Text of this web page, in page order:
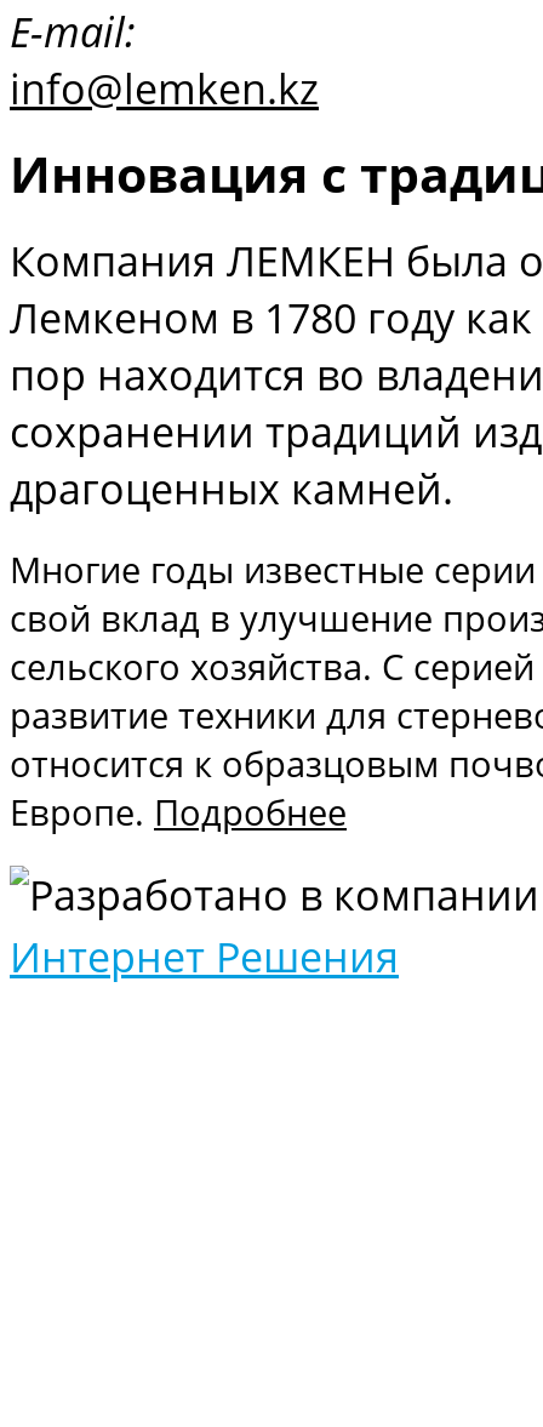
E-mail:
info@lemken.kz
Инновация с
Компания ЛЕМКЕН была
Лемкеном в 1780 году
пор находится во
сохранении традиций
драгоценных камней.
Многие годы известные
свой вклад в улучшение
сельского хозяйства. С
развитие техники для
относится к образцовым
Европе. Подробнее
Разработано в компании
Интернет Решения